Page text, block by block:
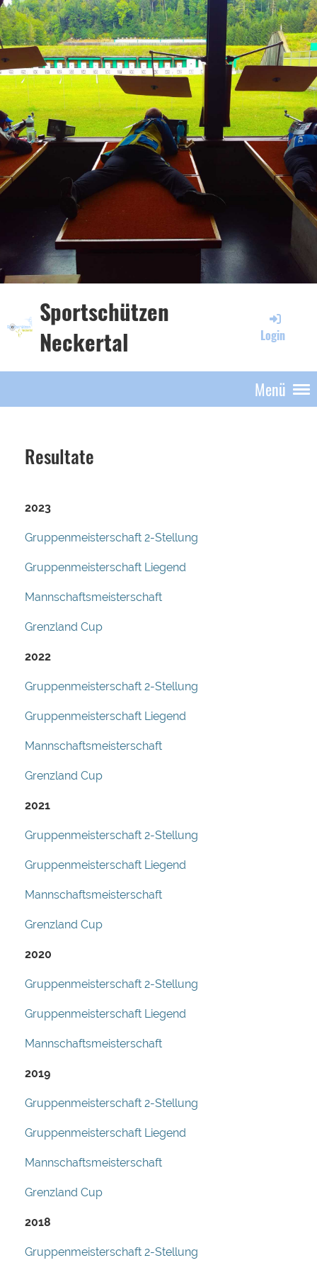
Sportschützen
Neckertal
Login
Menü
Resultate
2023
Gruppenmeisterschaft 2-Stellung
Gruppenmeisterschaft Liegend
Mannschaftsmeisterschaft
Grenzland Cup
2022
Gruppenmeisterschaft 2-Stellung
Gruppenmeisterschaft Liegend
Mannschaftsmeisterschaft
Grenzland Cup
2021
Gruppenmeisterschaft 2-Stellung
Gruppenmeisterschaft Liegend
Mannschaftsmeisterschaft
Grenzland Cup
2020
Gruppenmeisterschaft 2-Stellung
Gruppenmeisterschaft Liegend
Mannschaftsmeisterschaft
2019
Gruppenmeisterschaft 2-Stellung
Gruppenmeisterschaft Liegend
Mannschaftsmeisterschaft
Grenzland Cup
2018
Gruppenmeisterschaft 2-Stellung